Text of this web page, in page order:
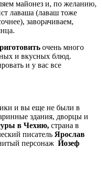
майонез и, по желанию,
лаваша (лаваш тоже
заворачиваем,
очень много
и вкусных блюд.
и у вас все
и вы еще не были в
здания, дворцы и
в Чехию, страна в
писатель Ярослав
персонаж Йозеф